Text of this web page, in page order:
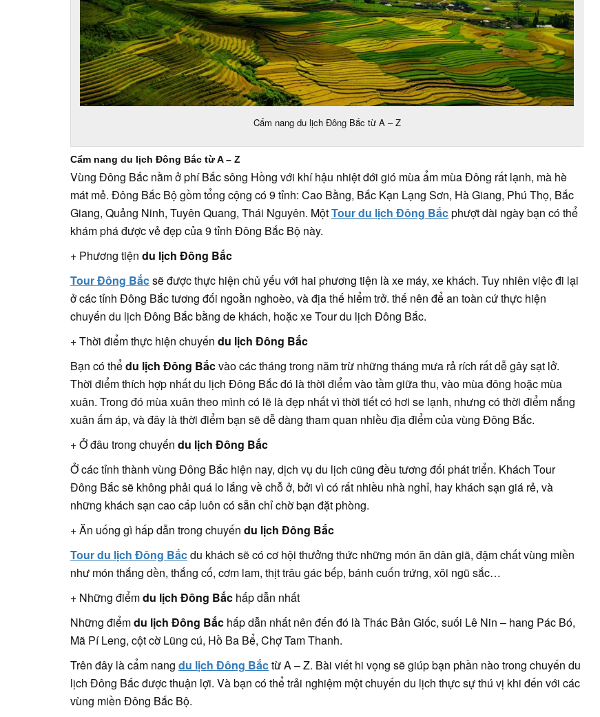
Cẩm nang du lịch Đông Bắc từ A – Z
Cẩm nang du lịch Đông Bắc từ A – Z
Vùng Đông Bắc nằm ở phí Bắc sông Hồng với khí hậu nhiệt đới gió mùa ẩm mùa Đông rất lạnh, mà hè
mát mẻ. Đông Bắc Bộ gồm tổng cộng có 9 tỉnh: Cao Bằng, Bắc Kạn Lạng Sơn, Hà Giang, Phú Thọ, Bắc
Giang, Quảng Ninh, Tuyên Quang, Thái Nguyên. MộtTour du lịch Đông Bắcphượt dài ngày bạn có thể
khám phá được vẻ đẹp của 9 tỉnh Đông Bắc Bộ này.
+ Phương tiện du lịch Đông Bắc
Tour Đông Bắcsẽ được thực hiện chủ yếu với hai phương tiện là xe máy, xe khách. Tuy nhiên việc đi lại
ở các tỉnh Đông Bắc tương đối ngoằn nghoèo, và địa thế hiểm trở. thế nên để an toàn cứ thực hiện
chuyến du lịch Đông Bắc bằng de khách, hoặc xe Tour du lịch Đông Bắc.
+ Thời điểm thực hiện chuyến du lịch Đông Bắc
Bạn có thểdu lịch Đông Bắcvào các tháng trong năm trừ những tháng mưa rả rích rất dễ gây sạt lở.
Thời điểm thích hợp nhất du lịch Đông Bắc đó là thời điểm vào tầm giữa thu, vào mùa đông hoặc mùa
xuân. Trong đó mùa xuân theo mình có lẽ là đẹp nhất vì thời tiết có hơi se lạnh, nhưng có thời điểm nắng
xuân ấm áp, và đây là thời điểm bạn sẽ dễ dàng tham quan nhiều địa điểm của vùng Đông Bắc.
+ Ở đâu trong chuyến du lịch Đông Bắc
Ở các tỉnh thành vùng Đông Bắc hiện nay, dịch vụ du lịch cũng đều tương đối phát triển. Khách Tour
Đông Bắc sẽ không phải quá lo lắng về chỗ ở, bởi vì có rất nhiều nhà nghỉ, hay khách sạn giá rẻ, và
những khách sạn cao cấp luôn có sẵn chỉ chờ bạn đặt phòng.
+ Ăn uống gì hấp dẫn trong chuyến du lịch Đông Bắc
Tour du lịch Đông Bắcdu khách sẽ có cơ hội thưởng thức những món ăn dân giã, đậm chất vùng miền
như món thắng dền, thắng cố, cơm lam, thịt trâu gác bếp, bánh cuốn trứng, xôi ngũ sắc…
+ Những điểmdu lịch Đông Bắc hấp dẫn nhất
Những điểmdu lịch Đông Bắc hấp dẫn nhất nên đến đó là Thác Bản Giốc, suối Lê Nin – hang Pác Bó,
Mã Pí Leng, cột cờ Lũng cú, Hồ Ba Bể, Chợ Tam Thanh.
Trên đây là cẩm nang du lịch Đông Bắctừ A – Z. Bài viết hi vọng sẽ giúp bạn phần nào trong chuyến du
lịch Đông Bắc được thuận lợi. Và bạn có thể trải nghiệm một chuyến du lịch thực sự thú vị khi đến với các
vùng miền Đông Bắc Bộ.